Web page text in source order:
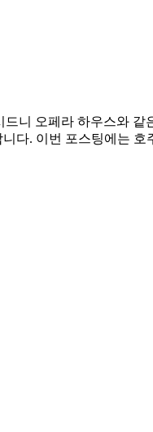
니 오페라 하우스와
다. 이번 포스팅에는